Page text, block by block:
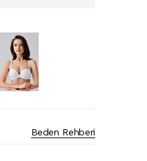
Beden Rehberi